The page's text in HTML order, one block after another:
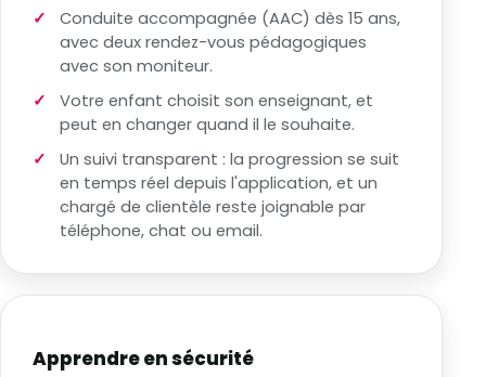
Conduite accompagnée (AAC) dès 15 ans,
avec deux rendez-vous pédagogiques
avec son moniteur.
Votre enfant choisit son enseignant, et
peut en changer quand il le souhaite.
Un suivi transparent : la progression se suit
en temps réel depuis l'application, et un
chargé de clientèle reste joignable par
téléphone, chat ou email.
Apprendre en sécurité